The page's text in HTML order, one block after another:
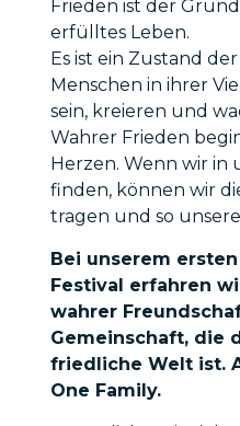
Frieden ist der
erfülltes Leben.
Es ist ein Zustand
Menschen in ihrer
sein, kreieren und
Wahrer Frieden
Herzen. Wenn wir in
finden, können wir
tragen und so
Bei unserem ersten
Festival erfahren
wahrer
Gemeinschaft, die
friedliche Welt ist.
One Family.